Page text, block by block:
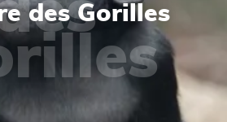
des Gorilles